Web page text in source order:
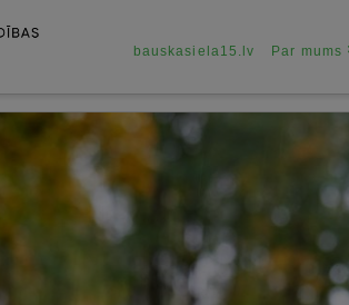
bauskasiela15.lv Par mums